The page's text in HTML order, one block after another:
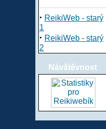
· ReikiWeb - starý
1
· ReikiWeb - starý
2
Návštěvnost